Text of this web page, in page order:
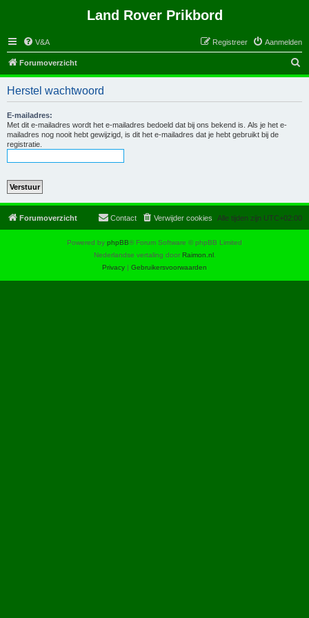
Land Rover Prikbord
V&A Aanmelden
Registreer
Forumoverzicht
o
Herstel wachtwoord
E-mailadres:
Met dit e-mailadres wordt het e-mailadres bedoeld dat bij ons bekend is. Als je het e-
mailadres nog nooit hebt gewijzigd, is dit het e-mailadres dat je hebt gebruikt bij de
registratie.
Forumoverzicht Alle tijden zijn UTC+02:00
Verwijder cookies
Contact
Powered by phpBB® Forum Software © phpBB Limited
Nederlandse vertaling door Raimon.nl.
Privacy | Gebruikersvoorwaarden